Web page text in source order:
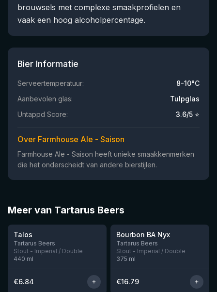
brouwsels met complexe smaakprofielen en
vaak een hoog alcoholpercentage.
Bier Informatie
Serveertemperatuur:
8-10°C
Aanbevolen glas:
Tulpglas
Untappd Score:
3.6/5 ⭐
Over Farmhouse Ale - Saison
Farmhouse Ale - Saison heeft unieke smaakkenmerken
die het onderscheidt van andere bierstijlen.
Meer van Tartarus Beers
★3.93
Talos
Tartarus Beers
Stout - Imperial / Double
440 ml
€6.84
Bourbon BA Nyx
Tartarus Beers
Stout - Imperial / Double
375 ml
€16.79
★ 4.07 ★ 3.99